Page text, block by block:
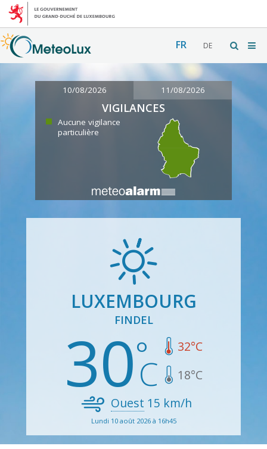
FR DE
10/08/2026 11/08/2026
VIGILANCES
Aucune vigilance
particulière
LUXEMBOURG
FINDEL
30 32°C
18°C
Ouest 15 km/h
Lundi 10 août 2026 à 16h45